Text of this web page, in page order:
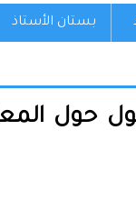
بستان الأستاذ
حول